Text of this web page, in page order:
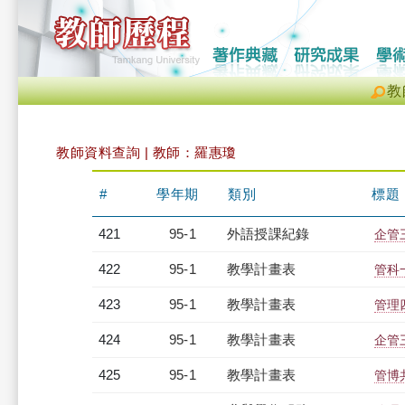
教
教師資料查詢 | 教師：羅惠瓊
# 學年期 類別 標題
421 95-1 外語授課紀錄 企管
422 95-1 教學計畫表 管科
423 95-1 教學計畫表 管理
424 95-1 教學計畫表 企管
425 95-1 教學計畫表 管博